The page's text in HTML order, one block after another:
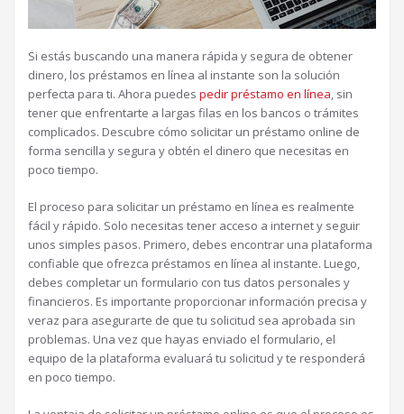
Si estás buscando una manera rápida y segura de obtener
dinero, los préstamos en línea al instante son la solución
perfecta para ti. Ahora puedes pedir préstamo en línea, sin
tener que enfrentarte a largas filas en los bancos o trámites
complicados. Descubre cómo solicitar un préstamo online de
forma sencilla y segura y obtén el dinero que necesitas en
poco tiempo.
El proceso para solicitar un préstamo en línea es realmente
fácil y rápido. Solo necesitas tener acceso a internet y seguir
unos simples pasos. Primero, debes encontrar una plataforma
confiable que ofrezca préstamos en línea al instante. Luego,
debes completar un formulario con tus datos personales y
financieros. Es importante proporcionar información precisa y
veraz para asegurarte de que tu solicitud sea aprobada sin
problemas. Una vez que hayas enviado el formulario, el
equipo de la plataforma evaluará tu solicitud y te responderá
en poco tiempo.